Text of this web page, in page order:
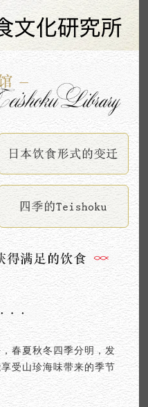
春夏秋冬四季分明，发
受山珍海味带来的季节